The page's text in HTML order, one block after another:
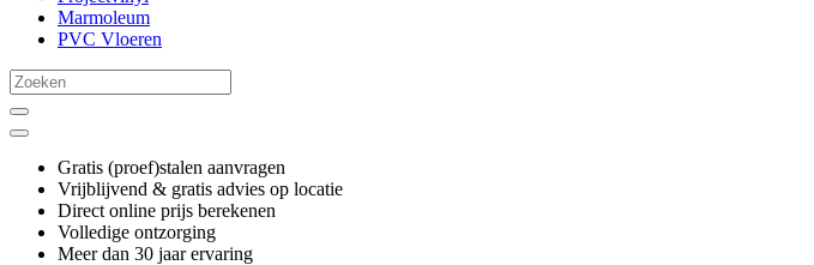
Marmoleum
PVC Vloeren
Gratis (proef)stalen aanvragen
Vrijblijvend & gratis advies op locatie
Direct online prijs berekenen
Volledige ontzorging
Meer dan 30 jaar ervaring